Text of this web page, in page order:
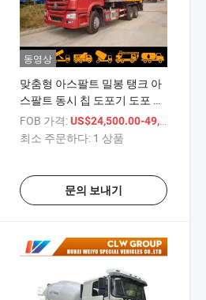
/ 상품
동영상
맞춤형 아스팔트 밀봉 탱크 아
스팔트 동시 칩 도포기 도포 기
계 트럭
FOB 가격: US$24,500.00-49,850.00
최소 주문하다: 1 상품
문의 보내기